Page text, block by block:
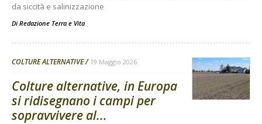
da siccità e salinizzazione
Di Redazione Terra e Vita
COLTURE ALTERNATIVE 19 Maggio 2026
Colture alternative, in Europa
si ridisegnano i campi per
sopravvivere al...